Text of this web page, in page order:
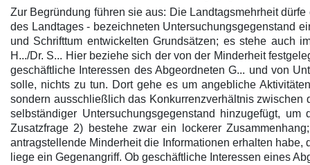
Zur Begründung führen sie aus: Die Landtagsmehrheit
des Landtages - bezeichneten Untersuchungsgegenstand
und Schrifttum entwickelten Grundsätzen; es stehe auch
H.../Dr. S... Hier beziehe sich der von der Minderheit
geschäftliche Interessen des Abgeordneten G... und von
solle, nichts zu tun. Dort gehe es um angebliche
sondern ausschließlich das Konkurrenzverhältnis
selbständiger Untersuchungsgegenstand hinzugefügt,
Zusatzfrage 2) bestehe zwar ein lockerer
antragstellende Minderheit die Informationen erhalten
liege ein Gegenangriff. Ob geschäftliche Interessen eines